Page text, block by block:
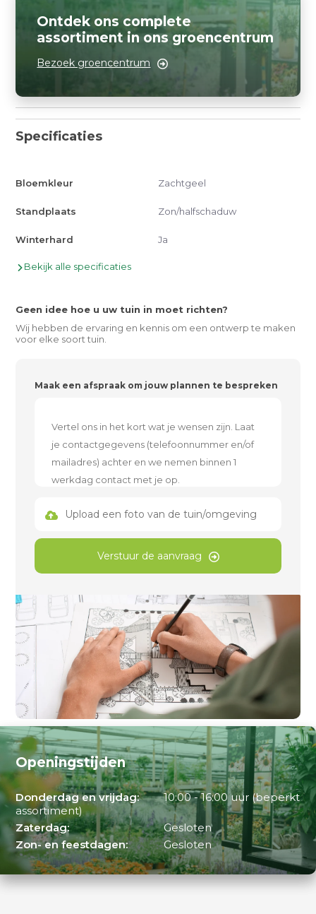
Ontdek ons complete
assortiment in ons groencentrum
Bezoek groencentrum
Specificaties
Bloemkleur Zachtgeel
Standplaats Zon/halfschaduw
Winterhard Ja
Bekijk alle specificaties
Geen idee hoe u uw tuin in moet richten?
Wij hebben de ervaring en kennis om een ontwerp te maken
voor elke soort tuin.
Maak een afspraak om jouw plannen te bespreken
Upload een foto van de tuin/omgeving
Verstuur de aanvraag
Openingstijden
Donderdag en vrijdag:
10:00 - 16:00 uur (beperkt
assortiment)
Zaterdag:
Gesloten
Zon- en feestdagen:
Gesloten